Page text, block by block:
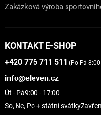
Zakázková výroba
KONTAKT E-SHOP
+420 776 711 511 (Po-Pá
info@eleven.cz
Út - Pá9:00 - 17:00
So, Ne, Po + státní svátky